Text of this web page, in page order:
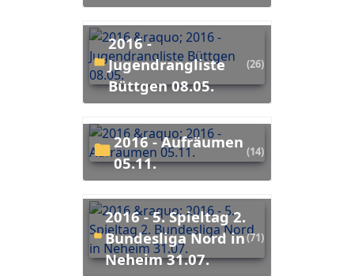
2016 -
Jugendrangliste
Büttgen 08.05.
(26)
2016 - Aufräumen
05.11.
(14)
2016 - 5. Spieltag 2.
Bundesliga Nord in
Neheim 31.07.
(71)